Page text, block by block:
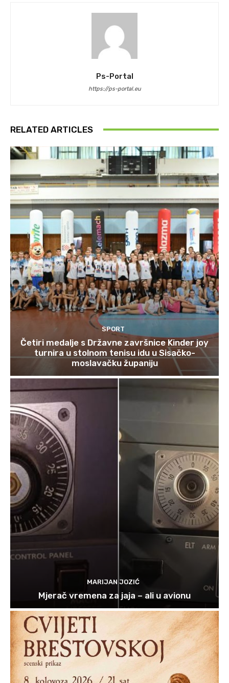
Ps-Portal
https://ps-portal.eu
RELATED ARTICLES
SPORT
Četiri medalje s Državne završnice Kinder joy
turnira u stolnom tenisu idu u Sisačko-
moslavačku županiju
MARIJAN JOZIĆ
Mjerač vremena za jaja – ali u avionu